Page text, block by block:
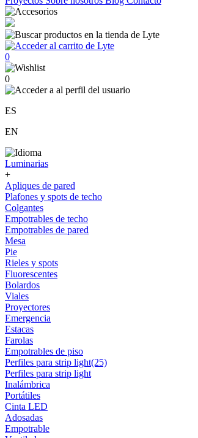
0
0
ES
EN
Luminarias
+
Apliques de pared
Plafones y spots de techo
Colgantes
Empotrables de techo
Empotrables de pared
Mesa
Pie
Rieles y spots
Fluorescentes
Bolardos
Viales
Proyectores
Emergencia
Estacas
Farolas
Empotrables de piso
Perfiles para strip light(25)
Perfiles para strip light
Inalámbrica
Portátiles
Cinta LED
Adosadas
Empotrable